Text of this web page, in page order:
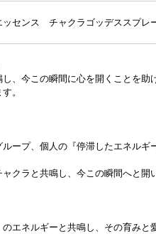
センス チャクラゴッデススプレ
、今この瞬間に心を開くことを
。
ープ、個人の『停滞したエネルギ
クラと共鳴し、今この瞬間へと開
エネルギーと共鳴し、その育み